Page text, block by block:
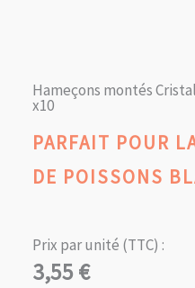
Hameçons montés
x10
PARFAIT POUR
DE POISSONS
Prix par unité (TTC) :
3,55€